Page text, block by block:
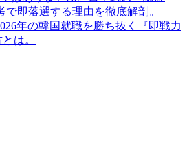
即落選する理由を徹底解剖。
年の韓国就職を勝ち抜く『即戦力
は。